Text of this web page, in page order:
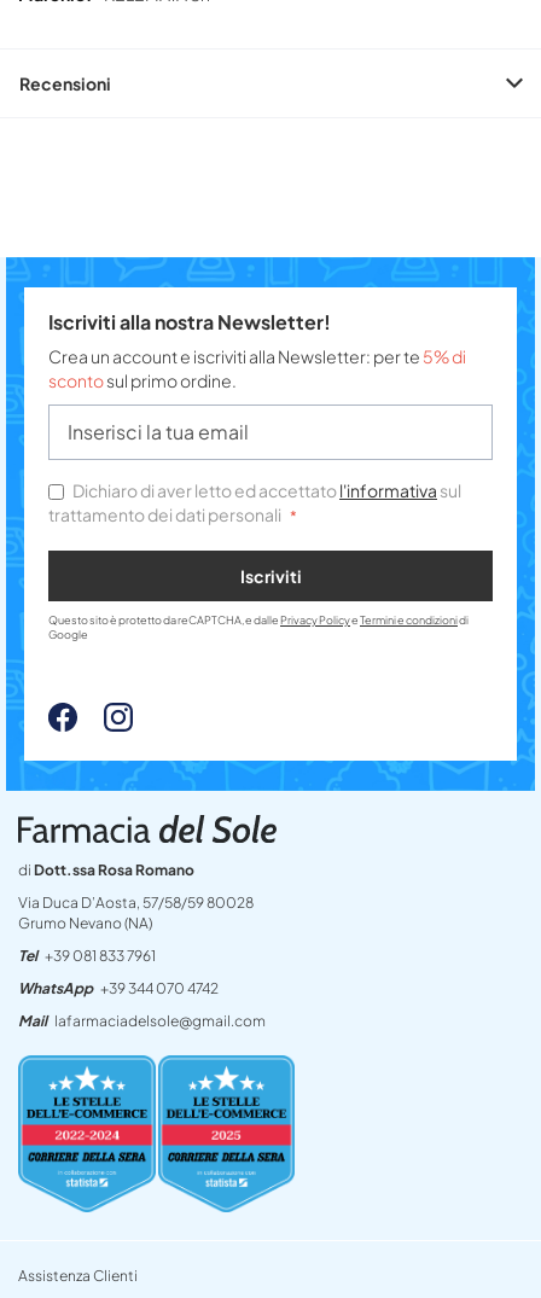
Recensioni
di Dott.ssa Rosa Romano
Via Duca D’Aosta, 57/58/59 80028
Grumo Nevano (NA)
Tel +39 081 833 7961
WhatsApp +39 344 070 4742
Mail lafarmaciadelsole@gmail.com
Assistenza Clienti
Iscriviti alla nostra Newsletter!
Crea un account e iscriviti alla Newsletter: per te 5% di
scontosul primo ordine.
Dichiaro di aver letto ed accettatol'informativa sul
trattamento dei dati personali
Iscriviti
Questo sito è protetto da reCAPTCHA, e dalle Privacy PolicyeTermini e condizionidi
Google